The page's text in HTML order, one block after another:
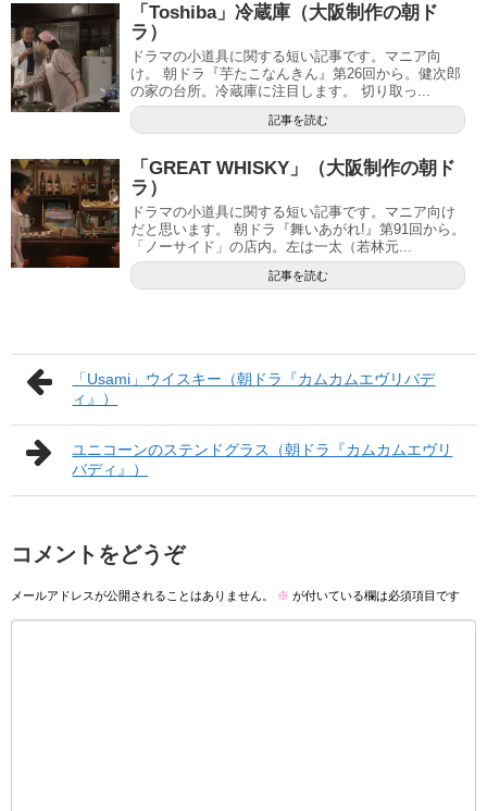
「Toshiba」冷蔵庫（大阪制作の朝ド
ラ）
ドラマの小道具に関する短い記事です。マニア向
け。 朝ドラ『芋たこなんきん』第26回から。健次郎
の家の台所。冷蔵庫に注目します。 切り取っ...
記事を読む
「GREAT WHISKY」（大阪制作の朝ド
ラ）
ドラマの小道具に関する短い記事です。マニア向け
だと思います。 朝ドラ『舞いあがれ!』第91回から。
「ノーサイド」の店内。左は一太（若林元...
記事を読む
「Usami」ウイスキー（朝ドラ『カムカムエヴリバデ
ィ』）
ユニコーンのステンドグラス（朝ドラ『カムカムエヴリ
バディ』）
コメントをどうぞ
メールアドレスが公開されることはありません。 ※ が付いている欄は必須項目です